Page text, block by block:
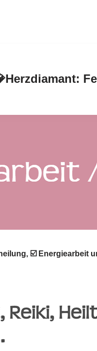
☑️ Energiearbeit